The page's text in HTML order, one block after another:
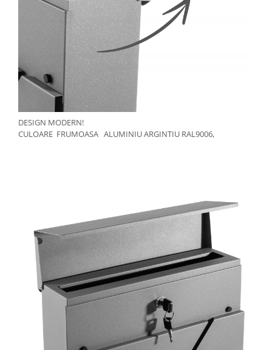
DESIGN MODERN!
CULOARE FRUMOASA ALUMINIU ARGINTIU RAL9006,